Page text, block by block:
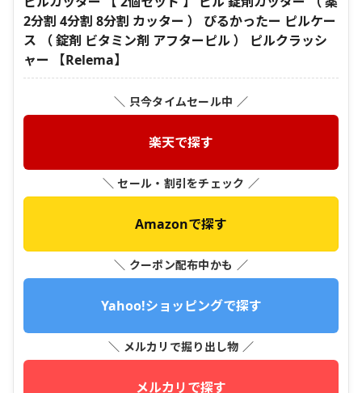
2分割 4分割 8分割 カッター ） ぴるかったー ピルケー
ス （ 錠剤 ビタミン剤 アフターピル ） ピルクラッシ
ャー 【Relema】
＼ 只今タイムセール中 ／
楽天で探す
＼ セール・割引をチェック ／
Amazonで探す
＼ クーポン配布中かも ／
Yahoo!ショッピングで探す
＼ メルカリで掘り出し物 ／
メルカリで探す